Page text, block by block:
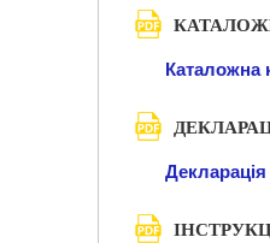
Каталожна